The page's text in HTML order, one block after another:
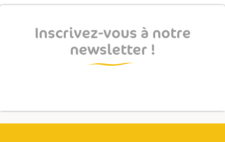
Inscrivez-vous à notre
newsletter !